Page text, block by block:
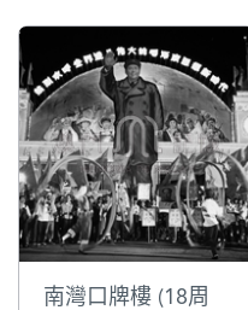
南灣口牌樓 (18周